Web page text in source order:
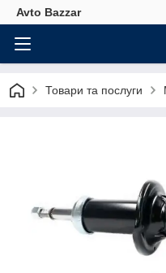
Avto Bazzar
Товари та послуги